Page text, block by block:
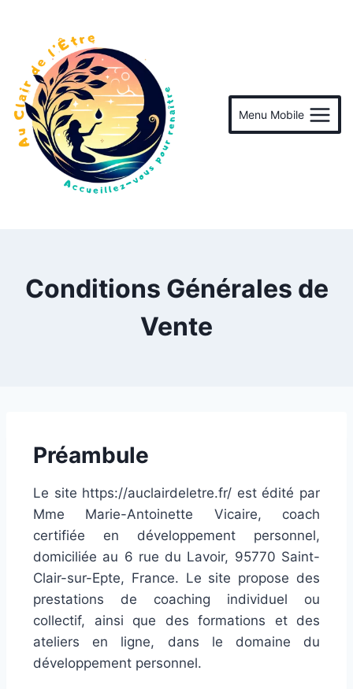
Menu Mobile
Conditions Générales de
Vente
Préambule
Le site https://auclairdeletre.fr/ est édité par
Mme Marie-Antoinette Vicaire, coach
certifiée en développement personnel,
domiciliée au 6 rue du Lavoir, 95770 Saint-
Clair-sur-Epte, France. Le site propose des
prestations de coaching individuel ou
collectif, ainsi que des formations et des
ateliers en ligne, dans le domaine du
développement personnel.